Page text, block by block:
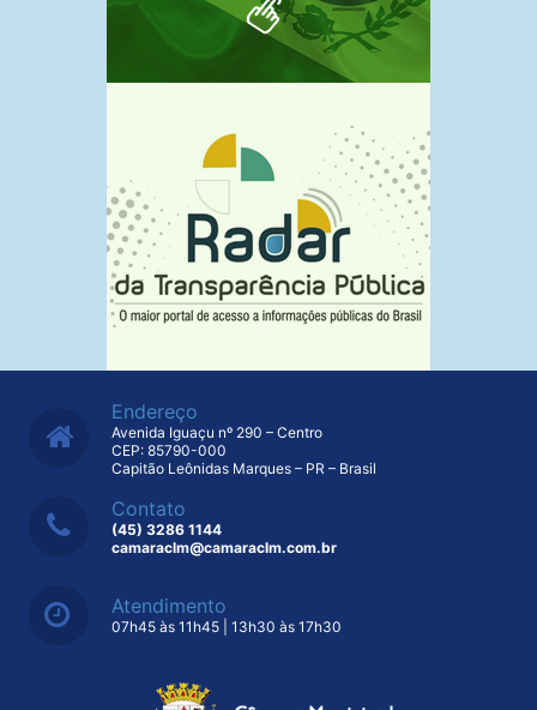
Endereço
Avenida Iguaçu nº 290 – Centro
CEP: 85790-000
Capitão Leônidas Marques – PR – Brasil
Contato
(45) 3286 1144
camaraclm@camaraclm.com.br
Atendimento
07h45 às 11h45 | 13h30 às 17h30